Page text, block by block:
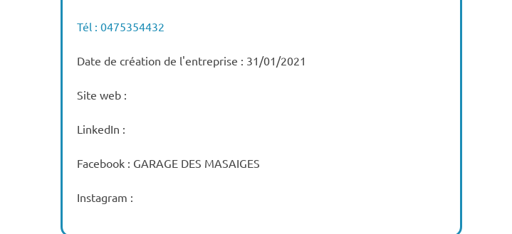
Tél : 0475354432
Date de création de l'entreprise : 31/01/2021
Site web :
LinkedIn :
Facebook : GARAGE DES MASAIGES
Instagram :